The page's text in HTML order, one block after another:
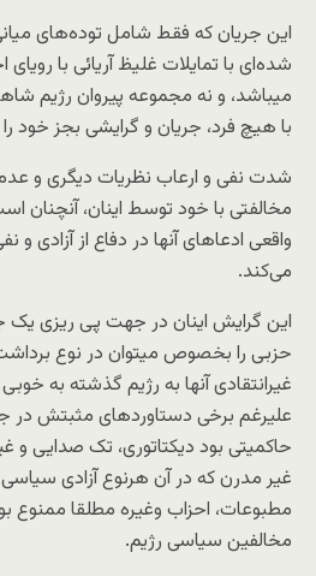
این جریان که فقط شامل توده‌های
شده‌ای با تمایلات غلیظ آریائی با
میباشد، و نه مجموعه پیروان رژیم
با هیچ فرد، جریان و گرایشی بجز خود را
شدت نفی و ارعاب نظریات دیگری و
مخالفتی با خود توسط اینان، آنچنان
واقعی ادعاهای آنها در دفاع از آزادی و
می‌کند.
این گرایش اینان در جهت پی ریزی
حزبی را بخصوص میتوان در نوع
غیرانتقادی آنها به رژیم گذشته به
علیرغم برخی دستاوردهای مثبتش در
حاکمیتی بود دیکتاتوری، تک صدایی و
غیر مدرن که در آن هرنوع آزادی سیاسی
مطبوعات، احزاب وغیره مطلقا ممنوع
مخالفین سیاسی رژیم.